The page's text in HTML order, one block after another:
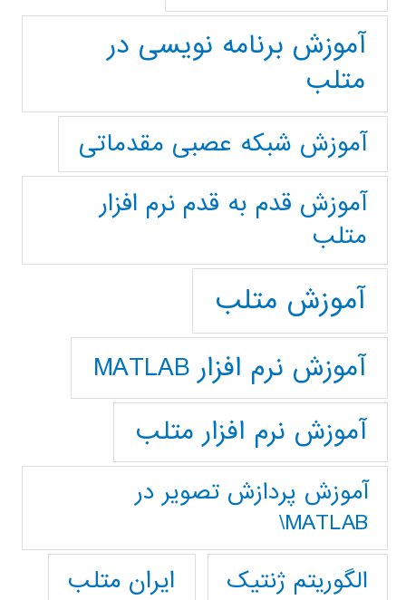
آموزش برنامه نویسی در
متلب
آموزش شبکه عصبی مقدماتی
آموزش قدم به قدم نرم افزار
متلب
آموزش متلب
آموزش نرم افزار MATLAB
آموزش نرم افزار متلب
آموزش پردازش تصوير در
MATLAB\
الگوریتم ژنتیک
ایران متلب